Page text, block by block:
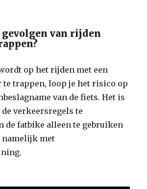
van rijden
op het rijden met een
te trappen, loop je het risico op
van de fiets. Het is
verkeersregels te
de fatbike alleen te gebruiken
namelijk met